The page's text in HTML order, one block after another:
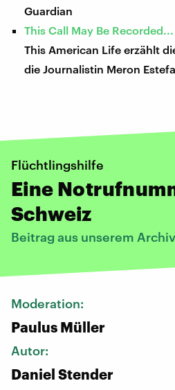
Guardian
This Call May Be
This American Life erzählt
die Journalistin Meron
Flüchtlingshilfe
Eine
Schweiz
Beitrag aus unserem
Moderation:
Paulus Müller
Autor:
Daniel Stender